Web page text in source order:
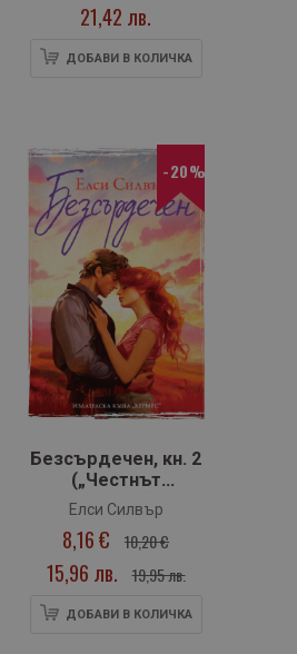
21,42 лв.
ДОБАВИ В КОЛИЧКА
-20%
Безсърдечен, кн. 2
(„Честнът
Спрингс“)
Елси Силвър
8,16 € 10,20 €
15,96 лв. 19,95 лв.
ДОБАВИ В КОЛИЧКА